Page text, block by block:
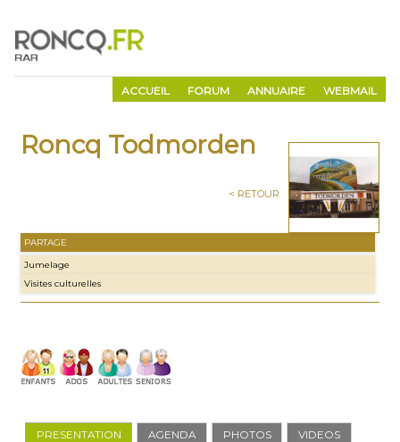
WEBMAIL
ANNUAIRE
FORUM
ACCUEIL
Roncq Todmorden
< RETOUR
PARTAGE
Jumelage
Visites culturelles
PRESENTATION AGENDA PHOTOS VIDEOS